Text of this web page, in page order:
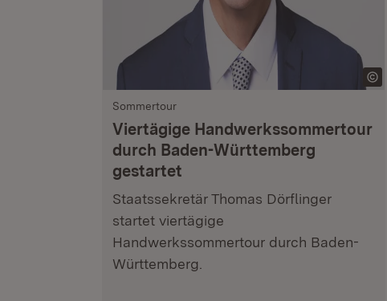
Sommertour
Viertägige Handwerkssommertour
durch Baden-Württemberg
gestartet
Staatssekretär Thomas Dörflinger
startet viertägige
Handwerkssommertour durch Baden-
Württemberg.